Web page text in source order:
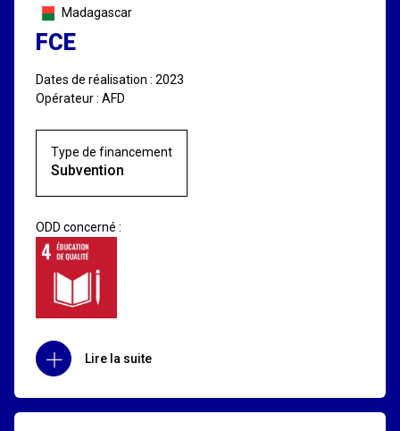
Madagascar
FCE
Dates de réalisation : 2023
Opérateur : AFD
Type de financement
Subvention
ODD concerné :
Lire la suite